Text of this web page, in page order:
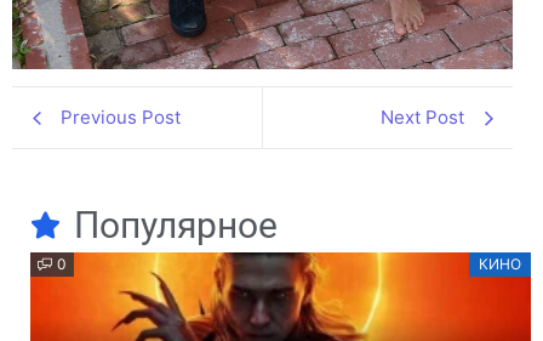
Previous Post Next Post
Популярное
0 КИНО